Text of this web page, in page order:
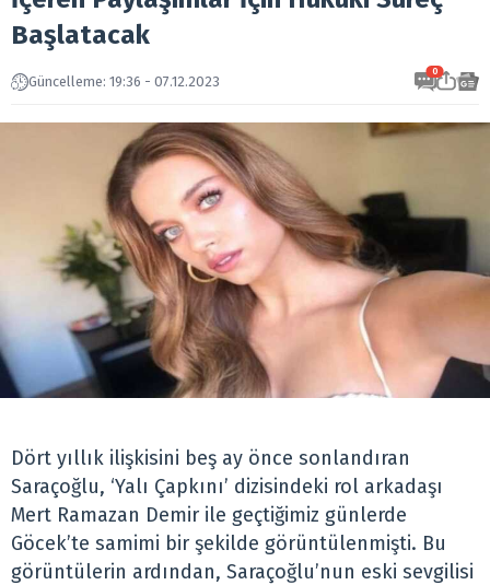
Başlatacak
Güncelleme: 19:36 - 07.12.2023
0
Dört yıllık ilişkisini beş ay önce sonlandıran
Saraçoğlu, ‘Yalı Çapkını’ dizisindeki rol arkadaşı
Mert Ramazan Demir ile geçtiğimiz günlerde
Göcek’te samimi bir şekilde görüntülenmişti. Bu
görüntülerin ardından, Saraçoğlu’nun eski sevgilisi